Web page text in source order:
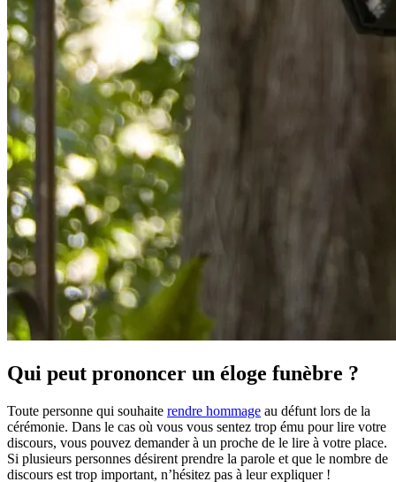
cérémonie. Dans le cas où vous vous sentez trop ému pour lire votre
discours, vous pouvez demander à un proche de le lire à votre place.
Si plusieurs personnes désirent prendre la parole et que le nombre de
discours est trop important, n’hésitez pas à leur expliquer !